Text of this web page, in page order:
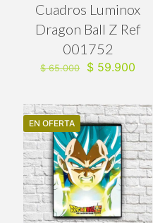
Cuadros Luminox
Dragon Ball Z Ref
001752
$65.000
El
era:
$ 65.000.
$ 59.900
es:
$
EN OFERTA